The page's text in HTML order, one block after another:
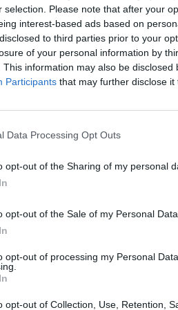
selection. Please note that after your
interest-based ads based on
to third parties prior to your
of your personal information by
This information may also be
Participants that may further disclose it
Data Processing Opt Outs
opt-out of the Sharing of my personal
opt-out of the Sale of my Personal Data.
opt-out of processing my Personal
opt-out of Collection, Use, Retention,
se a Montecitorio non
cambia a Palazzo
non può contare sui 160 voti
di almeno 5/6 sostenitori
che, hanno ripetuto
Tutti vogliono capire
sulle casse dello Stato. E, da
Dodici miliardi saranno
Innanzitutto sgravi
della cassa integrazione,
fanno rientrare i lavoratori
fino al termine
bonus mensile di 600 euro
spettacolo. Inoltre al Mef
blocco dell’emissione delle